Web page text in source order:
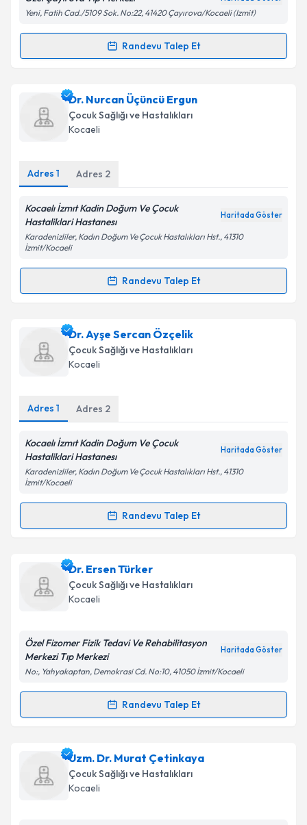
Kişisel verilerimin işlenmesine ilişkinAydınlatma
kapsamda işlenmesini kabul ediyorum.
Yeni, Fatih Cad./5109 Sok. No:22, 41420 Çayırova/Kocaeli (Izmit)
Randevu Talep Et
Randevu Takvimi Talebi
Dr. Kebede Endeşaviçin randevu takvimi talebi
oluşturun. Size bu uzmandan randevu almanız için bir
takvim hazırlandığında e-posta ile bilgilendireceğiz.
Kişisel verilerimin işlenmesine ilişkin
Aydınlatma
Metni'ni okudum ve kişisel verilerimin belirtilen
kapsamda işlenmesini kabul ediyorum.
Takvim Talebini Gönder
Dr. Nurcan Üçüncü Ergun
Çocuk Sağlığı ve Hastalıkları
Kocaeli
Adres 1 Adres 2
Kocaelı İzmıt Kadin Doğum Ve Çocuk
Hastaliklari Hastanesı
Haritada Göster
Karadenizliler, Kadın Doğum Ve Çocuk Hastalıkları Hst., 41310
İzmit/Kocaeli
Randevu Talep Et
Randevu Takvimi Talebi
Dr. Nurcan Üçüncü Erguniçin randevu takvimi talebi
oluşturun. Size bu uzmandan randevu almanız için bir
takvim hazırlandığında e-posta ile bilgilendireceğiz.
Kişisel verilerimin işlenmesine ilişkin
Aydınlatma
Metni'ni okudum ve kişisel verilerimin belirtilen
kapsamda işlenmesini kabul ediyorum.
Takvim Talebini Gönder
Dr. Ayşe Sercan Özçelik
Çocuk Sağlığı ve Hastalıkları
Kocaeli
Adres 1 Adres 2
Kocaelı İzmıt Kadin Doğum Ve Çocuk
Hastaliklari Hastanesı
Haritada Göster
Karadenizliler, Kadın Doğum Ve Çocuk Hastalıkları Hst., 41310
İzmit/Kocaeli
Randevu Talep Et
Randevu Takvimi Talebi
Dr. Ayşe Sercan Özçelik
oluşturun. Size bu uzmandan randevu almanız için bir
takvim hazırlandığında e-posta ile bilgilendireceğiz.
Kişisel verilerimin işlenmesine ilişkinAydınlatma
'ni okudum ve kişisel verilerimin belirtilen
kapsamda işlenmesini kabul ediyorum.
Takvim Talebini Gönder
Dr. Ersen Türker
Çocuk Sağlığı ve Hastalıkları
Kocaeli
Özel Fizomer Fizik Tedavi Ve Rehabilitasyon
Merkezi Tıp Merkezi
Haritada Göster
No:, Yahyakaptan, Demokrasi Cd. No:10, 41050 İzmit/Kocaeli
Randevu Talep Et
Randevu Takvimi Talebi
Dr. Ersen Türkeriçin randevu takvimi talebi
oluşturun. Size bu uzmandan randevu almanız için bir
takvim hazırlandığında e-posta ile bilgilendireceğiz.
Uzm. Dr. Murat Çetinkaya
Çocuk Sağlığı ve Hastalıkları
Kocaeli